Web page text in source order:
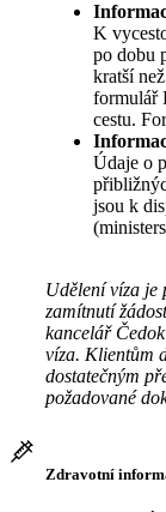
K
po dobu
kratší
formulář
cestu.
Údaje o
jsou k
Udělení víza je
zamítnutí
kancelář
víza. Klientům
dostatečným
požadované
Zdravotní